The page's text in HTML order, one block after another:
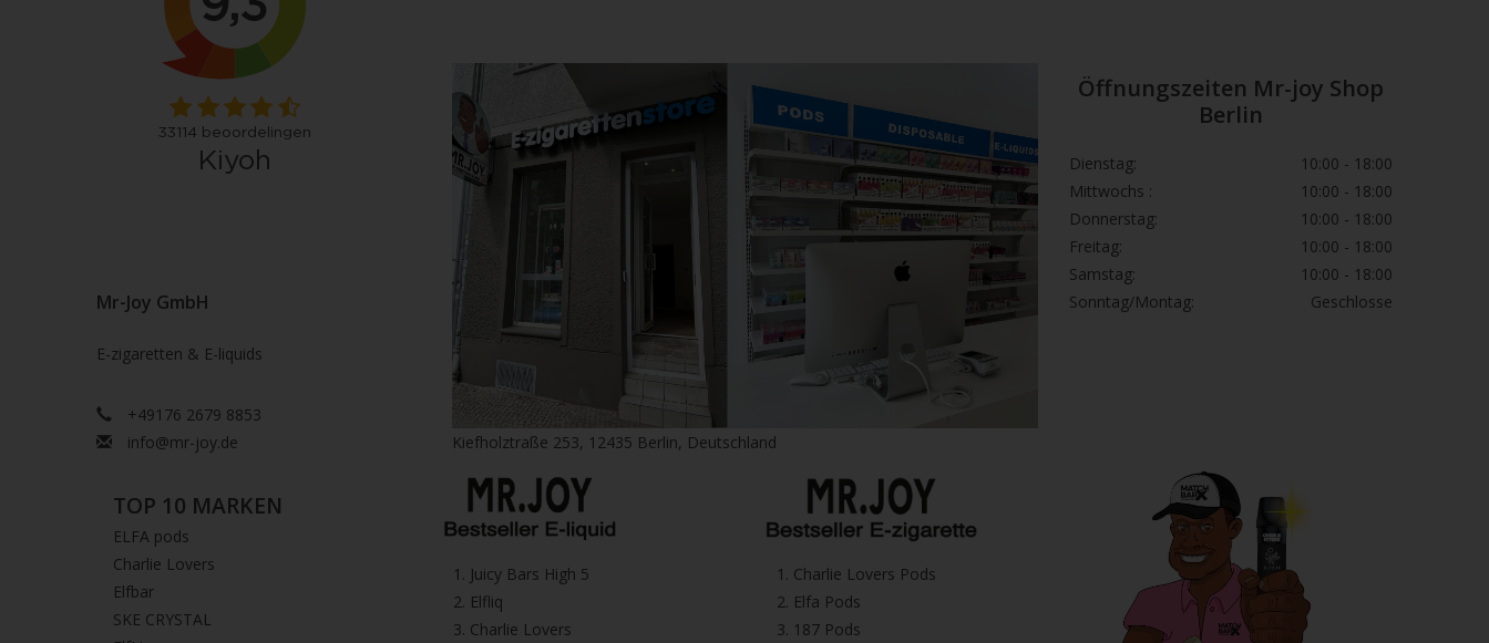
Mr-Joy GmbH
E-zigaretten & E-liquids
+49176 2679 8853
info@mr-joy.de
Kiefholztraße 253, 12435 Berlin, Deutschland
Öffnungszeiten Mr-joy Shop
Berlin
Dienstag:
10:00 - 18:00
Mittwochs :
10:00 - 18:00
Donnerstag:
10:00 - 18:00
Freitag:
10:00 - 18:00
Samstag:
10:00 - 18:00
Sonntag/Montag:
Geschlosse
TOP 10 MARKEN
ELFA pods
Charlie Lovers
Elfbar
SKE CRYSTAL
1.⁠ ⁠Juicy Bars High 5
2.⁠ ⁠⁠Elfliq
3.⁠ ⁠⁠Charlie Lovers
1.⁠ ⁠Charlie Lovers Pods
2.⁠ ⁠⁠Elfa Pods
3.⁠ ⁠⁠187 Pods